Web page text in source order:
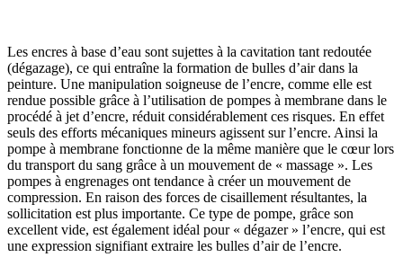
Les encres à base d’eau sont sujettes à la cavitation tant redoutée
(dégazage), ce qui entraîne la formation de bulles d’air dans la
peinture. Une manipulation soigneuse de l’encre, comme elle est
rendue possible grâce à l’utilisation de pompes à membrane dans le
procédé à jet d’encre, réduit considérablement ces risques. En effet
seuls des efforts mécaniques mineurs agissent sur l’encre. Ainsi la
pompe à membrane fonctionne de la même manière que le cœur lors
du transport du sang grâce à un mouvement de « massage ». Les
pompes à engrenages ont tendance à créer un mouvement de
compression. En raison des forces de cisaillement résultantes, la
sollicitation est plus importante. Ce type de pompe, grâce son
excellent vide, est également idéal pour « dégazer » l’encre, qui est
une expression signifiant extraire les bulles d’air de l’encre.